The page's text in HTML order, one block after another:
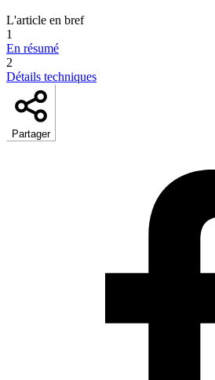
L'article en bref
1
En résumé
2
Détails techniques
Partager